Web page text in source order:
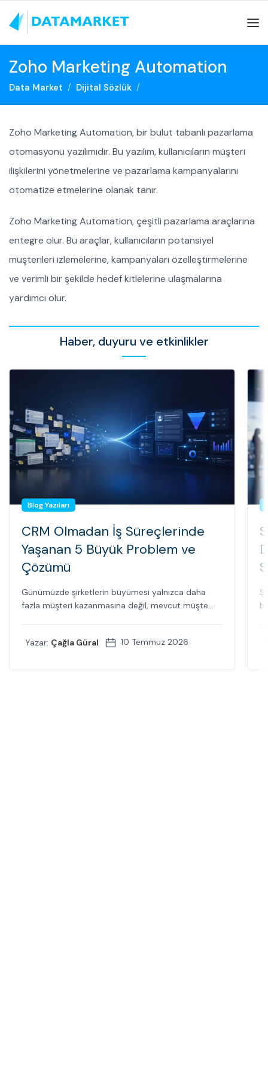
Zoho Marketing Automation
Data Market Dijital Sözlük
Zoho Marketing Automation, bir bulut tabanlı pazarlama
otomasyonu yazılımıdır. Bu yazılım, kullanıcıların müşteri
ilişkilerini yönetmelerine ve pazarlama kampanyalarını
otomatize etmelerine olanak tanır.
Zoho Marketing Automation, çeşitli pazarlama araçlarına
entegre olur. Bu araçlar, kullanıcıların potansiyel
müşterileri izlemelerine, kampanyaları özelleştirmelerine
ve verimli bir şekilde hedef kitlelerine ulaşmalarına
yardımcı olur.
Haber, duyuru ve etkinlikler
Blog Yazıları
CRM Olmadan İş Süreçlerinde
Yaşanan 5 Büyük Problem ve
Çözümü
Günümüzde şirketlerin büyümesi yalnızca daha
fazla müşteri kazanmasına değil, mevcut müşte...
Yazar: Çağla Güral 10 Temmuz 2026